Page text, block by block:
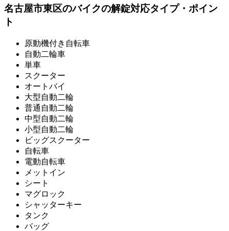
名古屋市東区のバイクの解錠対応タイプ・ポイン
ト
原動機付き自転車
自動二輪車
単車
スクーター
オートバイ
大型自動二輪
普通自動二輪
中型自動二輪
小型自動二輪
ビッグスクーター
自転車
電動自転車
メットイン
シート
マグロック
シャッターキー
タンク
バッグ